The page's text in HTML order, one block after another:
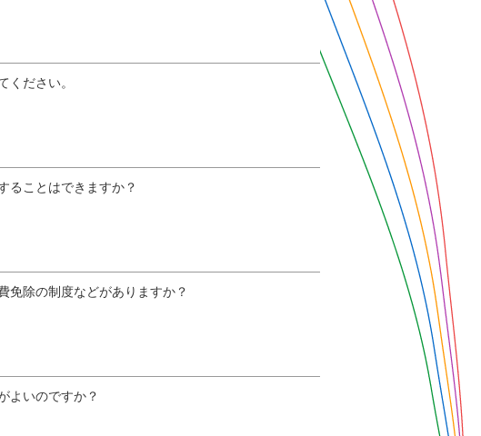
ください。
ることはできますか？
免除の制度などがありますか？
よいのですか？